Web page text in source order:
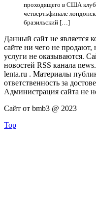
проходящего в США
четвертьфинале
бразильский […]
Данный сайт не является
сайте ни чего не
услуги не оказываются.
новостей RSS канала
lenta.ru . Материалы
ответственность за
Администрация сайта не
Сайт от bmb3 @ 2023
Top